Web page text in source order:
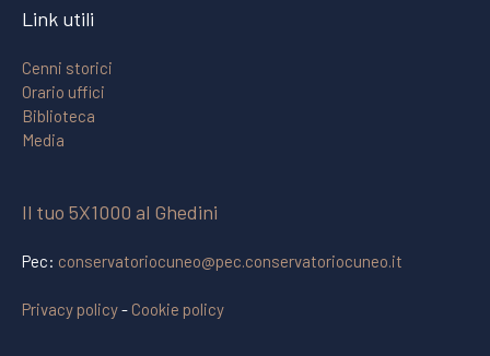
Link utili
Cenni storici
Orario uffici
Biblioteca
Media
Il tuo 5X1000 al Ghedini
Pec: conservatoriocuneo@pec.conservatoriocuneo.it
Privacy policy- Cookie policy